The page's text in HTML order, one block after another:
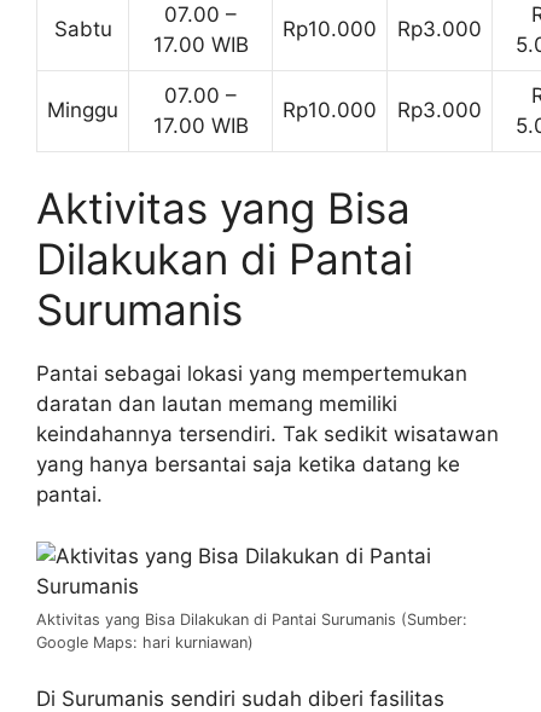
Sabtu
07.00 –
17.00 WIB
Rp10.000 Rp3.000
Minggu
07.00 –
17.00 WIB
Rp10.000 Rp3.000
Aktivitas yang Bisa
Dilakukan di Pantai
Surumanis
Pantai sebagai lokasi yang mempertemukan
daratan dan lautan memang memiliki
keindahannya tersendiri. Tak sedikit wisatawan
yang hanya bersantai saja ketika datang ke
pantai.
Aktivitas yang Bisa Dilakukan di Pantai Surumanis (Sumber:
Google Maps: hari kurniawan)
Di Surumanis sendiri sudah diberi fasilitas